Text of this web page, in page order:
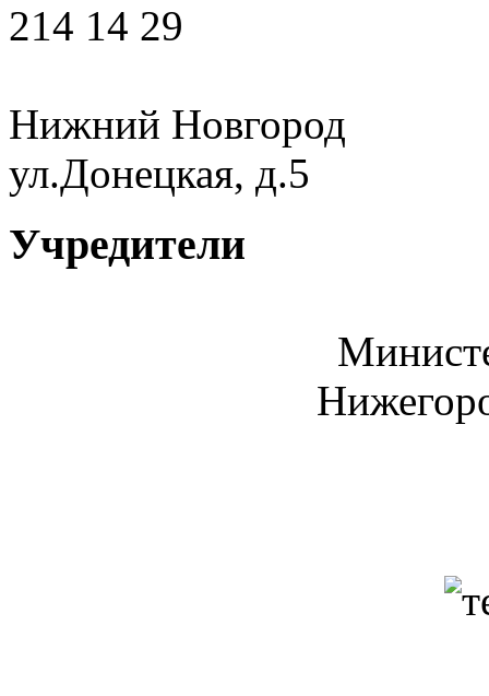
214 14 29
Нижний Новгород
ул.Донецкая, д.5
Учредители